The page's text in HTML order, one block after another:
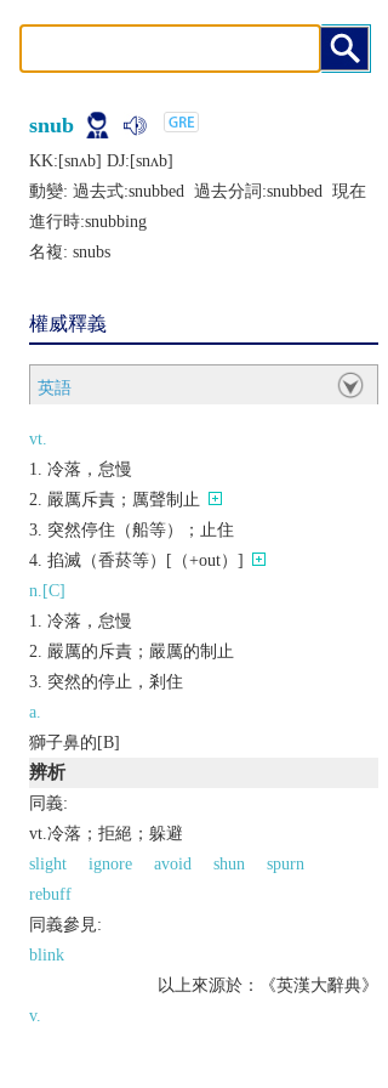
snub
KK:[snʌb] DJ:[snʌb]
動變: 過去式:snubbed 過去分詞:snubbed 現在
進行時:snubbing
名複: snubs
權威釋義
英語
vt.
冷落，怠慢
嚴厲斥責；厲聲制止
突然停住（船等）；止住
掐滅（香菸等）[（+out）]
n.[C]
冷落，怠慢
嚴厲的斥責；嚴厲的制止
突然的停止，剎住
a.
獅子鼻的[B]
辨析
同義:
vt.冷落；拒絕；躲避
slight
ignore avoid shun
spurn
rebuff
同義參見:
blink
以上來源於：《英漢大辭典》
v.